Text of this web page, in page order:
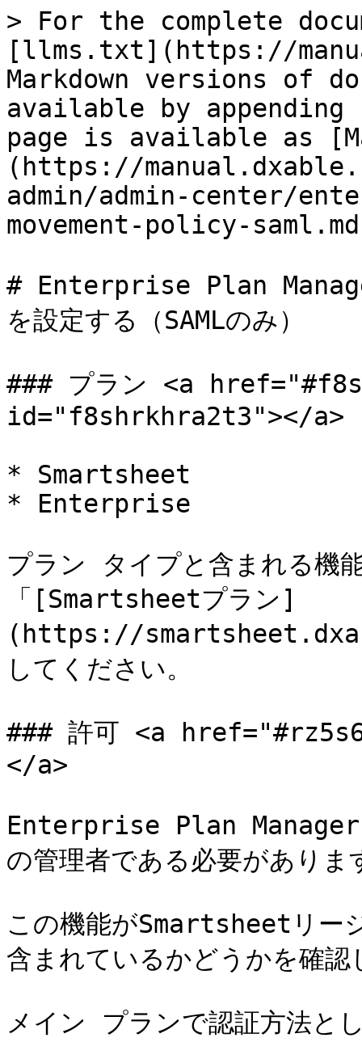
> For the complete
[llms.txt](https://
Markdown versions of
available by
page is available as
(https://
admin/admin-center/
movement-policy-
# Enterprise Plan
を設定する（SAMLのみ）
### プラン <a
id="f8shrkhra2t3"></a>
* Smartsheet
* Enterprise
プラン タイプと含まれる機
「[Smartsheetプラン]
(https://
してください。
### 許可 <a
</a>
Enterprise Plan Manager
の管理者である必要がありま
この機能がSmartsheetリ
含まれているかどうかを確認
メイン プランで認証方法と